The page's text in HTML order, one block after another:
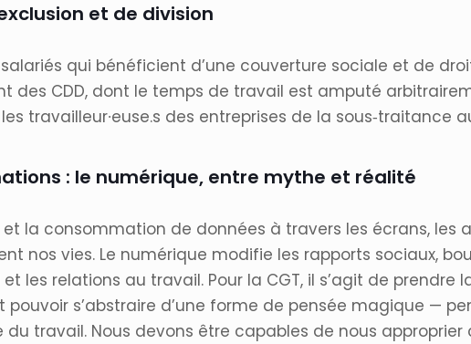
et de division
qui bénéficient d’une couverture sociale et de
des CDD, dont le temps de travail est amputé
travailleur∙euse.s des entreprises de la sous‐traitance
: le numérique, entre mythe et réalité
la consommation de données à travers les écrans, les
nos vies. Le numérique modifie les rapports sociaux,
les relations au travail. Pour la CGT, il s’agit de
s’abstraire d’une forme de pensée magique —
travail. Nous devons être capables de nous